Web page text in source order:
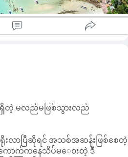
းနားမှာရှိတဲ့ ကျွန်း၁ခုဖြစ်ပြီး
းနဲ့အတူပြန့်ကျဲနေသောသဲဖြူများနဲ့
င့် လူသိများကြပါတယ်။ရင်သပ်ရှုမော
ဖြစ်တာကြောင့် ဓါတ်ပုံလှလှလေးတွေကို
ရမ်းလှတဲ့သစ်သားတံတားပဲဖြစ်ပါ
သည် သန္တာကျောက်တန်းများရဲ့
နည်းနည်းတော့​ေ၀းနေပေမဲ့သွား
စ်ပါတယ်။Koh Kood ကျွန်းတွင်
Chao Bay,Huang Nam
တဲ့ မလည်မဖြစ်သွားလည်
လာပြီဆိုရင် အသစ်အဆန်းဖြစ်စေတဲ့
ကောက်ကနေသိပ်မ​ေ၀းတဲ့ ဒီ